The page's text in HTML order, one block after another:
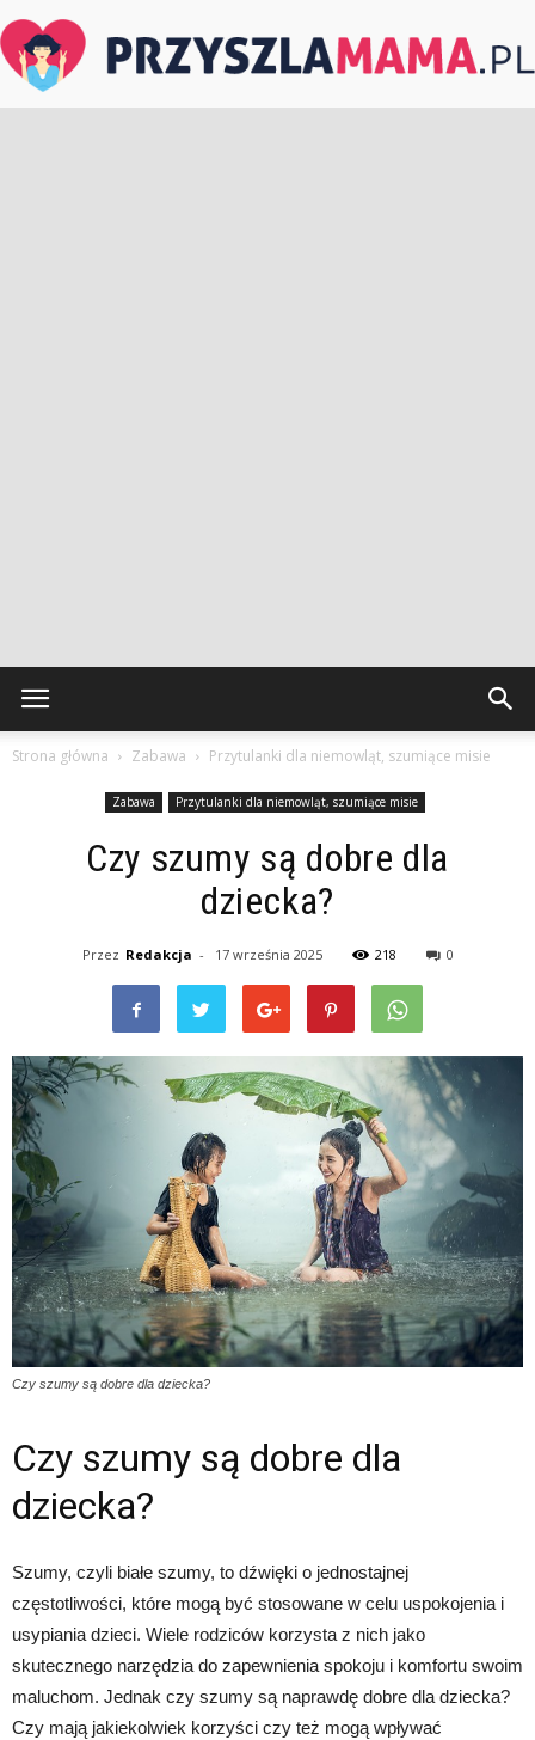
Strona główna Zabawa Przytulanki dla niemowląt, szumiące misie
Zabawa Przytulanki dla niemowląt, szumiące misie
Czy szumy są dobre dla
dziecka?
Przez Redakcja - 17 września 2025 218 0
Czy szumy są dobre dla dziecka?
Czy szumy są dobre dla
dziecka?
Szumy, czyli białe szumy, to dźwięki o jednostajnej
częstotliwości, które mogą być stosowane w celu uspokojenia i
usypiania dzieci. Wiele rodziców korzysta z nich jako
skutecznego narzędzia do zapewnienia spokoju i komfortu swoim
maluchom. Jednak czy szumy są naprawdę dobre dla dziecka?
Czy mają jakiekolwiek korzyści czy też mogą wpływać